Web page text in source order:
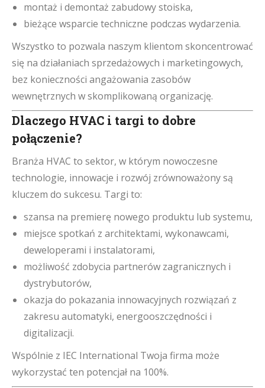
montaż i demontaż zabudowy stoiska,
bieżące wsparcie techniczne podczas wydarzenia.
Wszystko to pozwala naszym klientom skoncentrować
się na działaniach sprzedażowych i marketingowych,
bez konieczności angażowania zasobów
wewnętrznych w skomplikowaną organizację.
Dlaczego HVAC i targi to dobre
połączenie?
Branża HVAC to sektor, w którym nowoczesne
technologie, innowacje i rozwój zrównoważony są
kluczem do sukcesu. Targi to:
szansa na premierę nowego produktu lub systemu,
miejsce spotkań z architektami, wykonawcami,
deweloperami i instalatorami,
możliwość zdobycia partnerów zagranicznych i
dystrybutorów,
okazja do pokazania innowacyjnych rozwiązań z
zakresu automatyki, energooszczędności i
digitalizacji.
Wspólnie z IEC International Twoja firma może
wykorzystać ten potencjał na 100%.